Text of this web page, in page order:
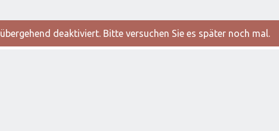
deaktiviert. Bitte versuchen Sie es später noch mal.